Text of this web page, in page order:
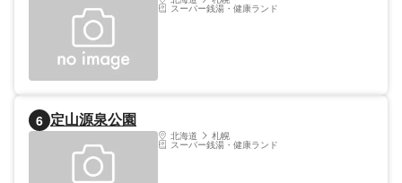
スーパー銭湯・健康ランド
6 定山源泉公園
北海道 札幌
スーパー銭湯・健康ランド